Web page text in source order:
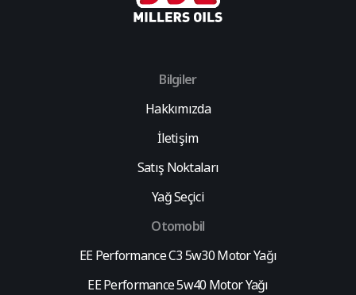
Bilgiler
Hakkımızda
İletişim
Satış Noktaları
Yağ Seçici
Otomobil
EE Performance C3 5w30 Motor Yağı
EE Performance 5w40 Motor Yağı